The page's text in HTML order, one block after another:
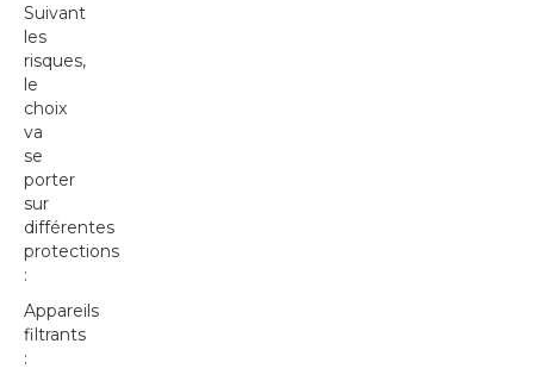
Suivant
les
risques,
le
choix
va
se
porter
sur
différentes
protections
:
Appareils
filtrants
: